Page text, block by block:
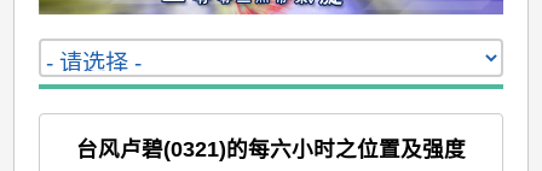
台风卢碧(0321)的每六小时之位置及强度